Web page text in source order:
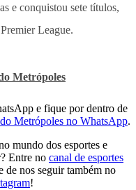
e conquistou sete títulos,
League.
Metrópoles
e fique por dentro de
Metrópoles no WhatsApp.
mundo dos esportes e
Entre no canal de esportes
de nos seguir também no
!